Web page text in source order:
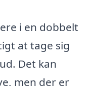
i en dobbelt
at tage sig
Det kan
men der er